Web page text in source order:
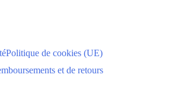
Politique de cookies (UE)
et de retours